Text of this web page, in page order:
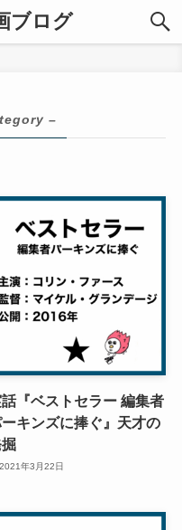
ブログ
–
『ベストセラー 編集者
キンズに捧ぐ』天才の
2021年3月22日